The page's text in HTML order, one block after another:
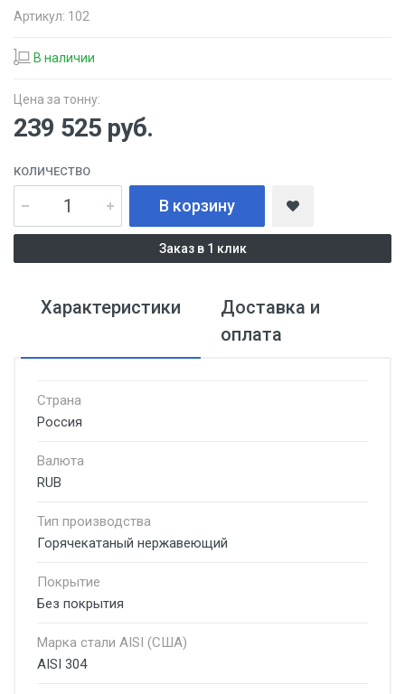
Артикул: 102
В наличии
Цена за тонну:
239 525 руб.
КОЛИЧЕСТВО
В корзину
Заказ в 1 клик
Характеристики
Доставка и
оплата
Страна
Россия
Валюта
RUB
Тип производства
Горячекатаный нержавеющий
Покрытие
Без покрытия
Марка стали AISI (США)
AISI 304